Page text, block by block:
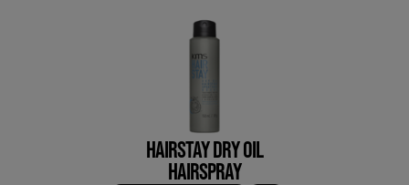
HAIRSTAY DRY OIL
HAIRSPRAY